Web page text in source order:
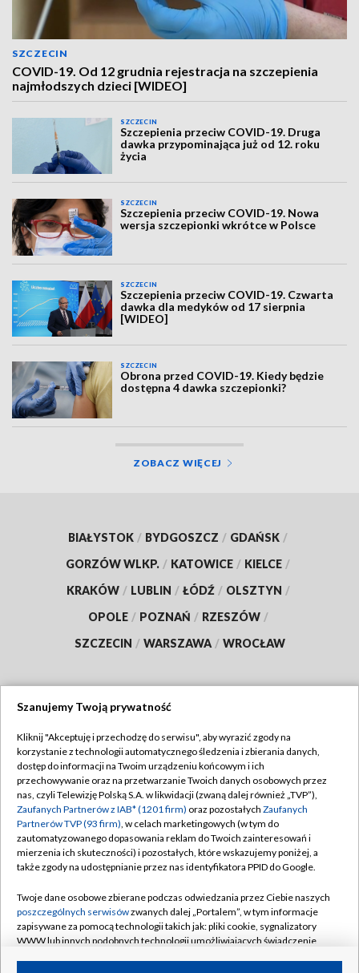
SZCZECIN
COVID-19. Od 12 grudnia rejestracja na szczepienia
najmłodszych dzieci [WIDEO]
SZCZECIN
Szczepienia przeciw COVID-19. Druga
dawka przypominająca już od 12. roku
życia
SZCZECIN
Szczepienia przeciw COVID-19. Nowa
wersja szczepionki wkrótce w Polsce
SZCZECIN
Szczepienia przeciw COVID-19. Czwarta
dawka dla medyków od 17 sierpnia
[WIDEO]
SZCZECIN
Obrona przed COVID-19. Kiedy będzie
dostępna 4 dawka szczepionki?
ZOBACZ WIĘCEJ
BIAŁYSTOK / BYDGOSZCZ / GDAŃSK /
GORZÓW WLKP. / KATOWICE / KIELCE /
KRAKÓW / LUBLIN / ŁÓDŹ / OLSZTYN /
OPOLE / POZNAŃ / RZESZÓW /
SZCZECIN / WARSZAWA / WROCŁAW
TVP
Abonament TVP
Emisja w TVP
Centrum informacji TVP
Naziemna Telewizja Cyfrowa
Rada Programowa
System NOS
Informacje o nadawcy
Regulamin TVP
Polityka prywatności
Moje zgody
Pomoc
Kontakt
Kanały
Szanujemy Twoją prywatność
Kliknij "Akceptuję i przechodzę do serwisu", aby wyrazić zgody na
korzystanie z technologii automatycznego śledzenia i zbierania danych,
dostęp do informacji na Twoim urządzeniu końcowym i ich
przechowywanie oraz na przetwarzanie Twoich danych osobowych przez
nas, czyli Telewizję Polską S.A. w likwidacji (zwaną dalej również „TVP”),
Zaufanych Partnerów z IAB* (1201 firm) oraz pozostałych Zaufanych
Partnerów TVP (93 firm), w celach marketingowych (w tym do
zautomatyzowanego dopasowania reklam do Twoich zainteresowań i
mierzenia ich skuteczności) i pozostałych, które wskazujemy poniżej, a
także zgody na udostępnianie przez nas identyfikatora PPID do Google.
Twoje dane osobowe zbierane podczas odwiedzania przez Ciebie naszych
poszczególnych serwisówzwanych dalej „Portalem”, w tym informacje
zapisywane za pomocą technologii takich jak: pliki cookie, sygnalizatory
WWW lub innych podobnych technologii umożliwiających świadczenie